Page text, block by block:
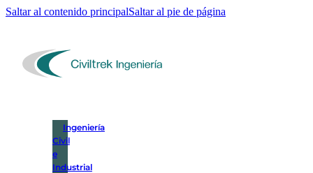
Saltar al contenido principalSaltar al pie de página
Ingeniería
Civil
e
Industrial